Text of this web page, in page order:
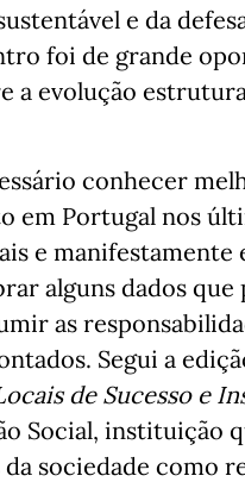
e da
foi de grande
a evolução
conhecer
em Portugal nos
e
alguns dados
as
Segui a
de Sucesso e
Social, instituição
sociedade como